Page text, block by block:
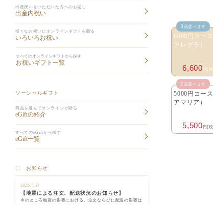
出産祝いをいただいた方へのお返し
出産内祝い
様々なお祝いにオンラインギフトを贈る
いろいろお祝い
すべてのオンラインギフトから探す
お祝いギフト一覧
ソーシャルギフト
商品を選んでオンラインで贈る
eGiftの紹介
すべてのeGiftから探す
eGift一覧
〇 お知らせ
2026.7.31
【地震による注文、配送状況のお知らせ】
今のところ地震の影響における、注文ならびに配送の影響は
6000円コー
アレグラ）
6,600 円(
3 品選べます
5000円コー
アマリア）
5,500円(
2 品選べます